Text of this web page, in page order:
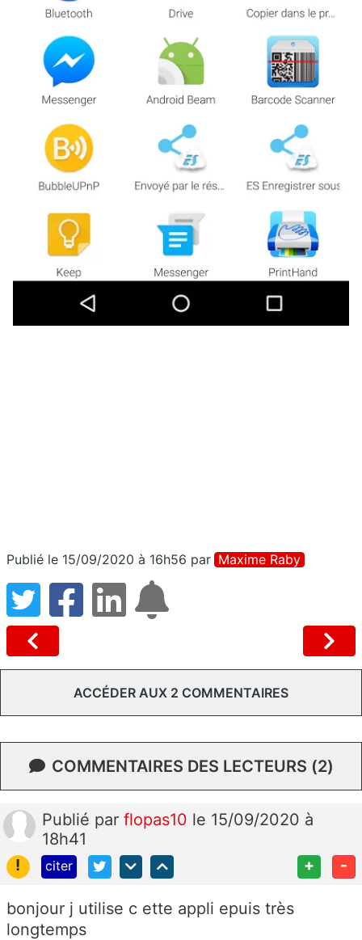
Publié le 15/09/2020 à 16h56 par Maxime Raby
ACCÉDER AUX 2 COMMENTAIRES
COMMENTAIRES DES LECTEURS (2)
Publié par flopas10 le 15/09/2020 à
18h41
!
citer + -
bonjour j utilise c ette appli epuis très
longtemps